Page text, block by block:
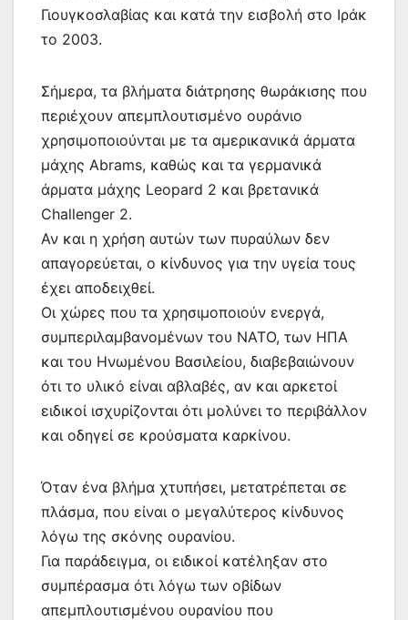
Γιουγκοσλαβίας και κατά την εισβολή στο Ιράκ
το 2003.
Σήμερα, τα βλήματα διάτρησης θωράκισης που
περιέχουν απεμπλουτισμένο ουράνιο
χρησιμοποιούνται με τα αμερικανικά άρματα
μάχης Abrams, καθώς και τα γερμανικά
άρματα μάχης Leopard 2 και βρετανικά
Challenger 2.
Αν και η χρήση αυτών των πυραύλων δεν
απαγορεύεται, ο κίνδυνος για την υγεία τους
έχει αποδειχθεί.
Οι χώρες που τα χρησιμοποιούν ενεργά,
συμπεριλαμβανομένων του ΝΑΤΟ, των ΗΠΑ
και του Ηνωμένου Βασιλείου, διαβεβαιώνουν
ότι το υλικό είναι αβλαβές, αν και αρκετοί
ειδικοί ισχυρίζονται ότι μολύνει το περιβάλλον
και οδηγεί σε κρούσματα καρκίνου.
Όταν ένα βλήμα χτυπήσει, μετατρέπεται σε
πλάσμα, που είναι ο μεγαλύτερος κίνδυνος
λόγω της σκόνης ουρανίου.
Για παράδειγμα, οι ειδικοί κατέληξαν στο
συμπέρασμα ότι λόγω των οβίδων
απεμπλουτισμένου ουρανίου που